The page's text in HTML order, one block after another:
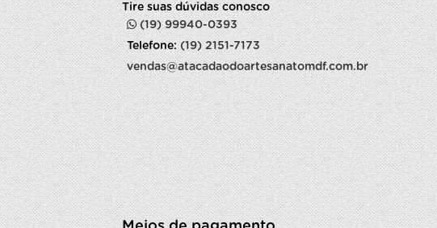
Tire suas dúvidas conosco
(19) 99940-0393
Telefone:(19) 2151-7173
vendas@atacadaodoartesanatomdf.com.br